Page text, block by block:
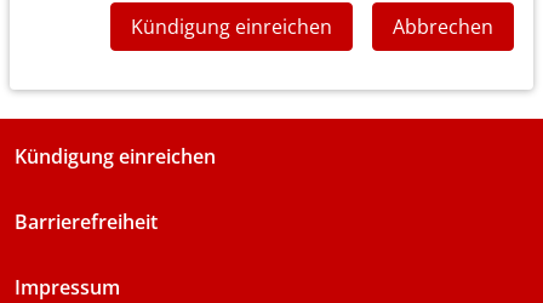
Kündigung einreichen Abbrechen
Kündigung einreichen
Barrierefreiheit
Impressum